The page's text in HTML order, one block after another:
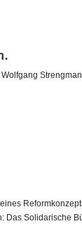
Das Solidarische